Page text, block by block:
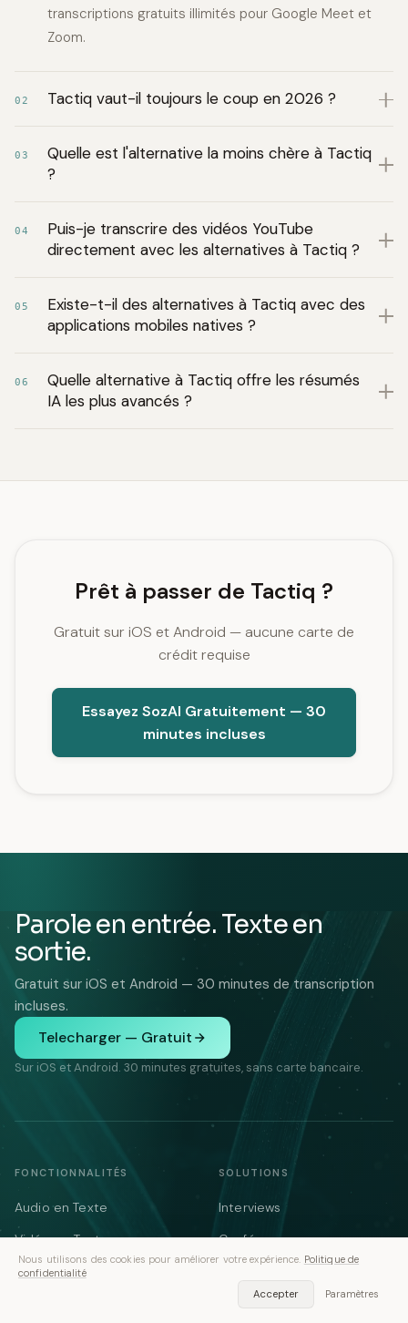
transcriptions gratuits illimités pour Google Meet et
Zoom.
02 Tactiq vaut-il toujours le coup en 2026 ?
03
Quelle est l'alternative la moins chère à Tactiq
?
04
Puis-je transcrire des vidéos YouTube
directement avec les alternatives à Tactiq ?
05
Existe-t-il des alternatives à Tactiq avec des
applications mobiles natives ?
06
Quelle alternative à Tactiq offre les résumés
IA les plus avancés ?
Prêt à passer de Tactiq ?
Gratuit sur iOS et Android — aucune carte de
crédit requise
Essayez SozAI Gratuitement — 30
minutes incluses
Parole en entrée. Texte en
sortie.
Gratuit sur iOS et Android — 30 minutes de transcription
incluses.
Telecharger — Gratuit
Sur iOS et Android. 30 minutes gratuites, sans carte bancaire.
FONCTIONNALITÉS
Audio en Texte
Vidéo en Texte
Prise de Notes
SOLUTIONS
Interviews
Conférences
Médical
Nous utilisons des cookies pour améliorer votre expérience. Politique de
confidentialité
Accepter
Paramètres